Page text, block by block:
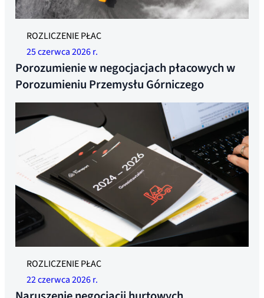
ROZLICZENIE PŁAC
25 czerwca 2026 r.
Porozumienie w negocjacjach płacowych w
Porozumieniu Przemysłu Górniczego
ROZLICZENIE PŁAC
22 czerwca 2026 r.